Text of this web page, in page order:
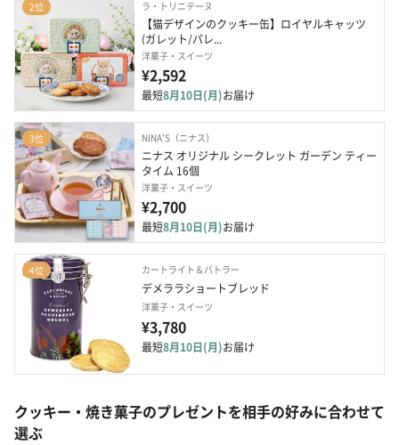
2位 ラ・トリニテーヌ
【猫デザインのクッキー缶】ロイヤルキャッツ
(ガレット/パレ...
洋菓子・スイーツ
¥2,592
最短8月10日(月)お届け
3位 NINA'S（ニナス）
ニナス オリジナル シークレット ガーデン ティー
タイム 16個
洋菓子・スイーツ
¥2,700
最短8月10日(月)お届け
4位 カートライト＆バトラー
デメララショートブレッド
洋菓子・スイーツ
¥3,780
最短8月10日(月)お届け
クッキー・焼き菓子のプレゼントを相手の好みに合わせて
選ぶ